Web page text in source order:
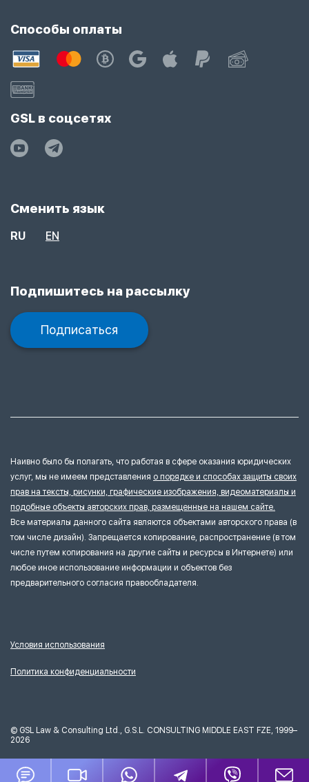
Способы оплаты
GSL в соцсетях
Сменить язык
RU EN
Подпишитесь на рассылку
Подписаться
Наивно было бы полагать, что работая в сфере оказания юридических
услуг, мы не имеем представления о порядке и способах защиты своих
прав на тексты, рисунки, графические изображения, видеоматериалы и
подобные объекты авторских прав, размещенные на нашем сайте.
Все материалы данного сайта являются объектами авторского права (в
том числе дизайн). Запрещается копирование, распространение (в том
числе путем копирования на другие сайты и ресурсы в Интернете) или
любое иное использование информации и объектов без
предварительного согласия правообладателя.
Условия использования
Политика конфиденциальности
© GSL Law & Consulting Ltd., G.S.L. CONSULTING MIDDLE EAST FZE, 1999–
2026